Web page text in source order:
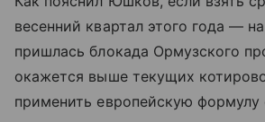
весенний квартал этого года —
пришлась блокада Ормузского
окажется выше текущих
применить европейскую формулу